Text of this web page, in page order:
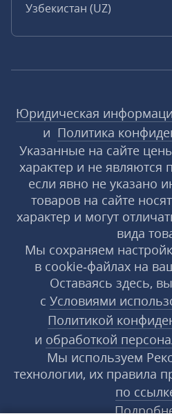
Узбекистан (UZ)
Юридическая
и Политика
Указанные на сайте
характер и не являются
если явно не указано
товаров на сайте
характер и могут
вида
Мы сохраняем
в cookie‑файлах на
Оставаясь здесь,
с Условиями
Политикой
и обработкой
Мы используем
технологии, их правила
по